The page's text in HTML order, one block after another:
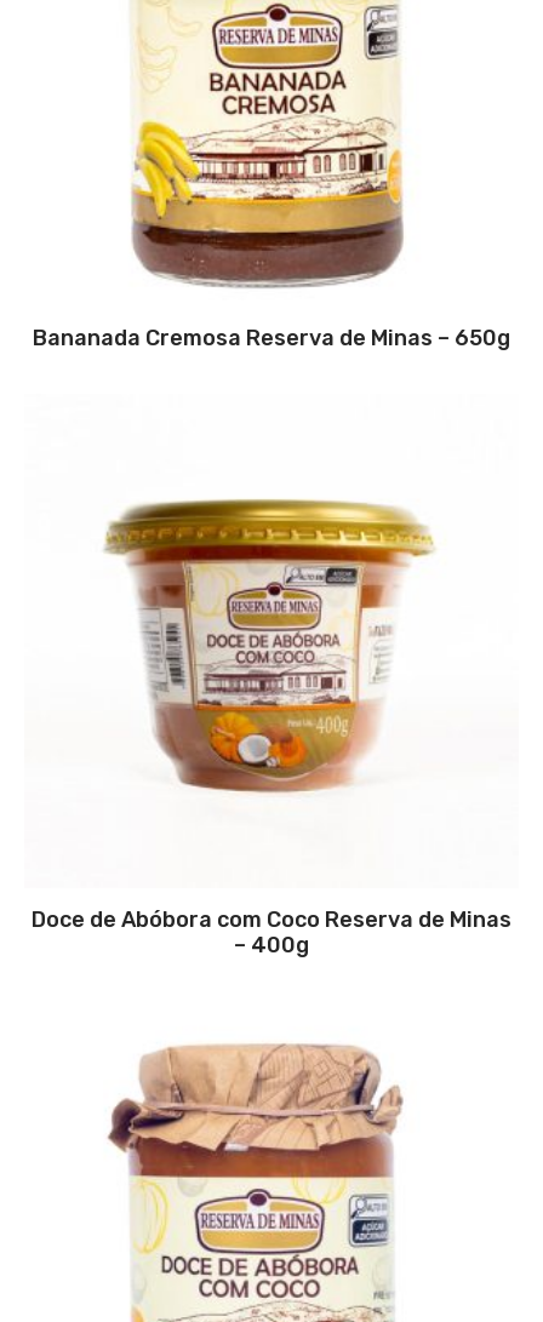
Bananada Cremosa Reserva de Minas – 650g
Doce de Abóbora com Coco Reserva de Minas
– 400g